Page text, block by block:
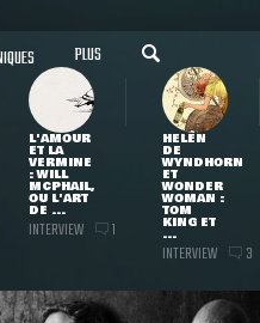
PLUS
L'AMOUR
ET LA
VERMINE
: WILL
MCPHAIL,
OU L'ART
DE ...
INTERVIEW 1
HELEN
DE
WYNDHORN
ET
WONDER
WOMAN :
TOM
KING ET
...
INTERVIEW 3